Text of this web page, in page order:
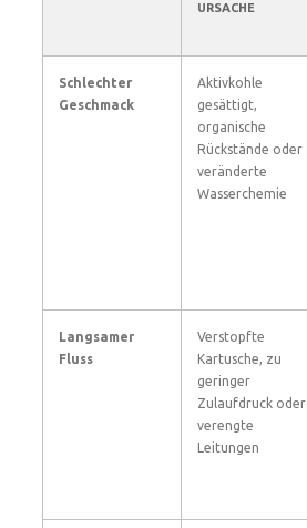
URSACHE
Schlechter
Geschmack
Aktivkohle
gesättigt,
organische
Rückstände oder
veränderte
Wasserchemie
Langsamer
Fluss
Verstopfte
Kartusche, zu
geringer
Zulaufdruck oder
verengte
Leitungen